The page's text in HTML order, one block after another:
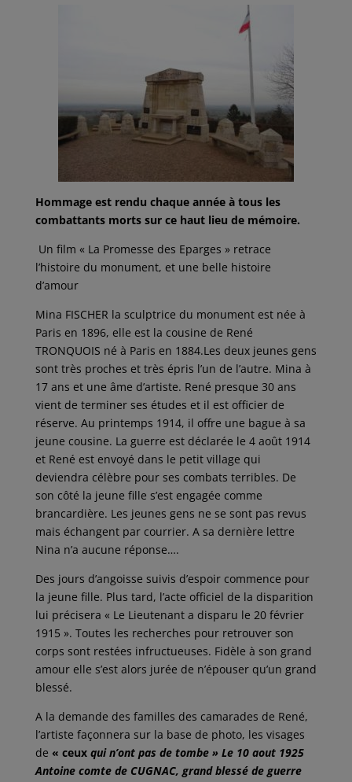
Hommage est rendu chaque année à tous les
combattants morts sur ce haut lieu de mémoire.
Un film « La Promesse des Eparges » retrace
l’histoire du monument, et une belle histoire
d’amour
Mina FISCHER la sculptrice du monument est née à
Paris en 1896, elle est la cousine de René
TRONQUOIS né à Paris en 1884.Les deux jeunes gens
sont très proches et très épris l’un de l’autre. Mina à
17 ans et une âme d’artiste. René presque 30 ans
vient de terminer ses études et il est officier de
réserve. Au printemps 1914, il offre une bague à sa
jeune cousine. La guerre est déclarée le 4 août 1914
et René est envoyé dans le petit village qui
deviendra célèbre pour ses combats terribles. De
son côté la jeune fille s’est engagée comme
brancardière. Les jeunes gens ne se sont pas revus
mais échangent par courrier. A sa dernière lettre
Nina n’a aucune réponse….
Des jours d’angoisse suivis d’espoir commence pour
la jeune fille. Plus tard, l’acte officiel de la disparition
lui précisera « Le Lieutenant a disparu le 20 février
1915 ». Toutes les recherches pour retrouver son
corps sont restées infructueuses. Fidèle à son grand
amour elle s’est alors jurée de n’épouser qu’un grand
blessé.
A la demande des familles des camarades de René,
l’artiste façonnera sur la base de photo, les visages
de « ceux qui n’ont pas de tombe » Le 10 aout 1925
Antoine comte de CUGNAC, grand blessé de guerre